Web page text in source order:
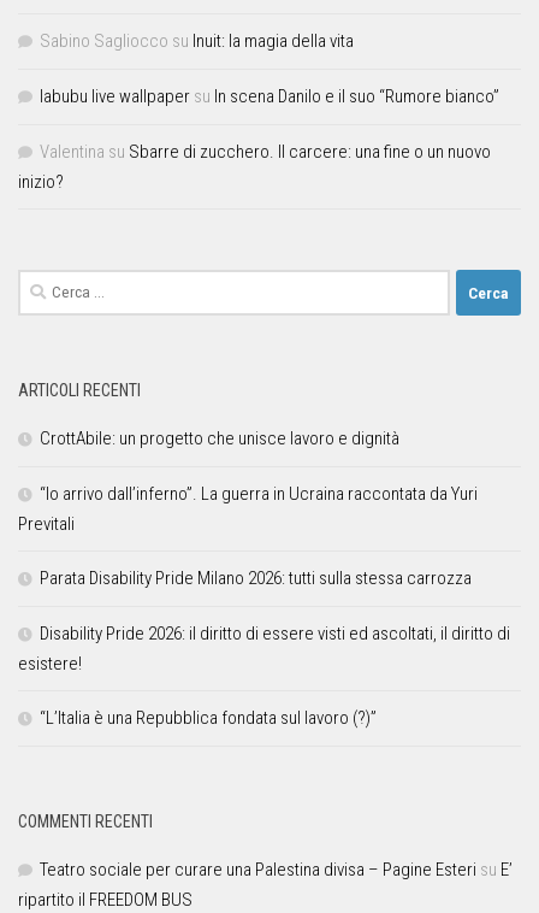
Sabino Sagliocco su Inuit: la magia della vita
labubu live wallpaper su In scena Danilo e il suo “Rumore bianco”
Valentina su Sbarre di zucchero. Il carcere: una fine o un nuovo
inizio?
ARTICOLI RECENTI
CrottAbile: un progetto che unisce lavoro e dignità
“Io arrivo dall’inferno”. La guerra in Ucraina raccontata da Yuri
Previtali
Parata Disability Pride Milano 2026: tutti sulla stessa carrozza
Disability Pride 2026: il diritto di essere visti ed ascoltati, il diritto di
esistere!
“L’Italia è una Repubblica fondata sul lavoro (?)”
COMMENTI RECENTI
Teatro sociale per curare una Palestina divisa – Pagine Esteri su E’
ripartito il FREEDOM BUS